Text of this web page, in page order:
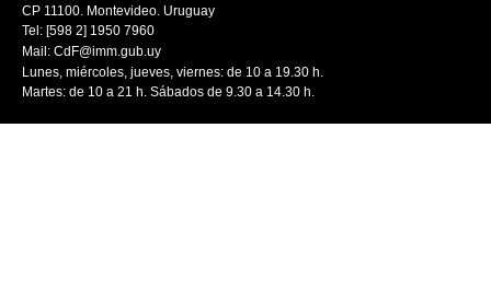
CP 11100. Montevideo. Uruguay
Tel: [598 2] 1950 7960
Mail: CdF@imm.gub.uy
Lunes, miércoles, jueves, viernes: de 10 a 19.30 h.
Martes: de 10 a 21 h. Sábados de 9.30 a 14.30 h.